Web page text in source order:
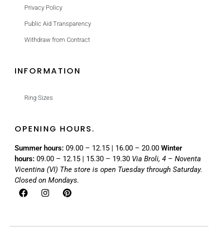
Privacy Policy
Public Aid Transparency
Withdraw from Contract
INFORMATION
Ring Sizes
OPENING HOURS.
Summer hours: 09.00 – 12.15 | 16.00 – 20.00 Winter
hours: 09.00 – 12.15 | 15.30 – 19.30 Via Broli, 4 – Noventa
Vicentina (VI) The store is open Tuesday through Saturday.
Closed on Mondays.